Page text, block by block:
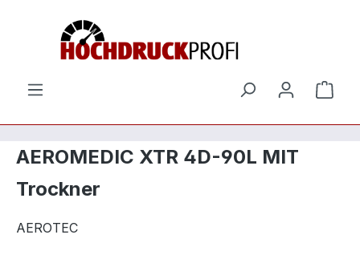
Zum Hauptinhalt springen
AEROMEDIC XTR 4D-90L MIT
Trockner
AEROTEC